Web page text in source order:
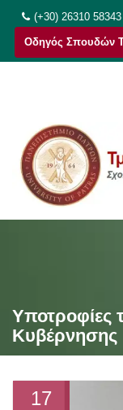
στο
περιεχόμενο
(+30) 26310
Οδηγός Σπουδών
Υποτροφίες
Κυβέρνησης
17